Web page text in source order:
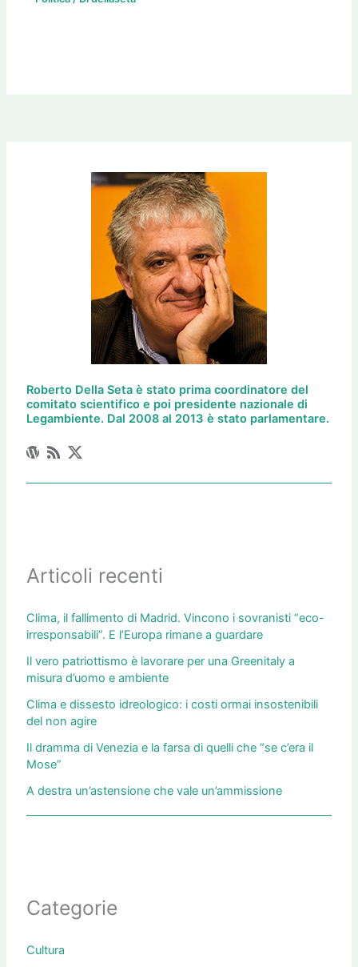
Roberto Della Seta è stato prima coordinatore del
comitato scientifico e poi presidente nazionale di
Legambiente. Dal 2008 al 2013 è stato parlamentare.
Articoli recenti
Clima, il fallimento di Madrid. Vincono i sovranisti “eco-
irresponsabili”. E l’Europa rimane a guardare
Il vero patriottismo è lavorare per una Greenitaly a
misura d’uomo e ambiente
Clima e dissesto idreologico: i costi ormai insostenibili
del non agire
Il dramma di Venezia e la farsa di quelli che “se c’era il
Mose”
A destra un’astensione che vale un’ammissione
Categorie
Cultura